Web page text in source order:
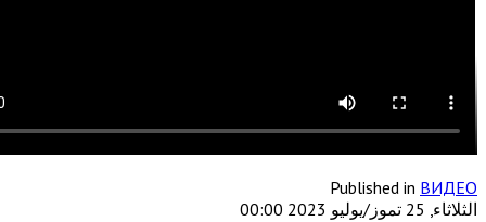
Published in ВИДЕО
الثلاثاء, 25 تموز/يوليو 2023 00:00